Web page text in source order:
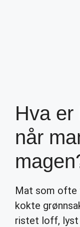
Hva er
når
Mat som ofte
kokte
ristet loff, lyst